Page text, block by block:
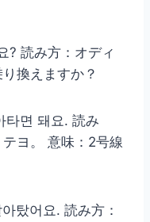
? 読み方：オディ
換えますか？
타면 돼요. 読み
ヨ。 意味：2号線
탔어요. 読み方：